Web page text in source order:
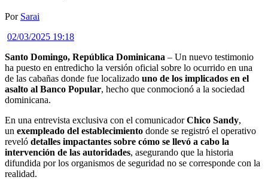
Por Sarai
02/03/2025 19:18
Santo Domingo, República Dominicana – Un nuevo testimonio
ha puesto en entredicho la versión oficial sobre lo ocurrido en una
de las cabañas donde fue localizado uno de los implicados en el
asalto al Banco Popular, hecho que conmocionó a la sociedad
dominicana.
En una entrevista exclusiva con el comunicadorChico Sandy,
un exempleado del establecimiento donde se registró el operativo
reveló detalles impactantes sobre cómo se llevó a cabo la
intervención de las autoridades, asegurando que la historia
difundida por los organismos de seguridad no se corresponde con la
realidad.